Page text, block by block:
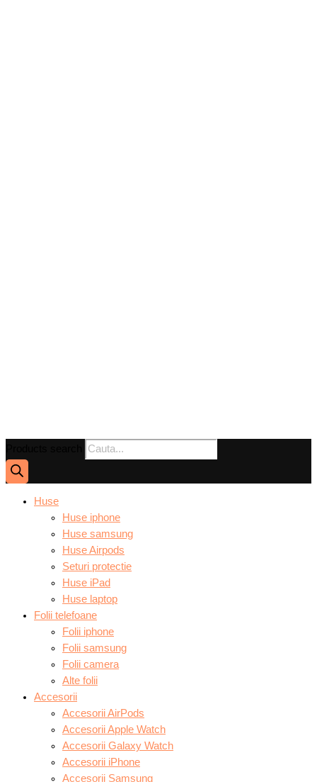
Huse
Huse iphone
Huse samsung
Huse Airpods
Seturi protectie
Huse iPad
Huse laptop
Folii telefoane
Folii iphone
Folii samsung
Folii camera
Alte folii
Accesorii
Accesorii AirPods
Accesorii Apple Watch
Accesorii Galaxy Watch
Accesorii iPhone
Accesorii Samsung